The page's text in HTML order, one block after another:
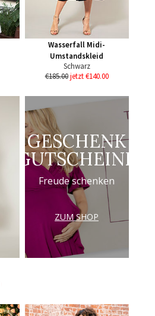
Wasserfall Midi-
Umstandskleid
Schwarz
€185.00 jetzt €140.00
GESCHENK
GUTSCHEINE
Freude schenken
ZUM SHOP